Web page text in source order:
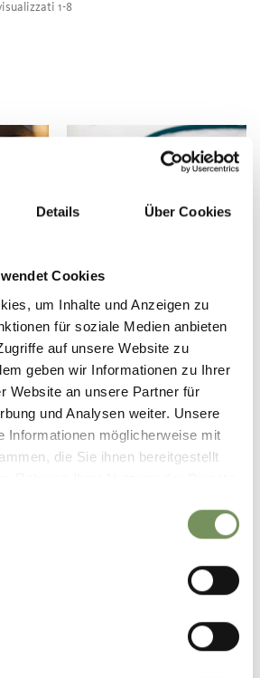
Details Über Cookies
Cookies
um Inhalte und Anzeigen zu
für soziale Medien anbieten
auf unsere Website zu
geben wir Informationen zu Ihrer
Website an unsere Partner für
und Analysen weiter. Unsere
Informationen möglicherweise mit
die Sie ihnen bereitgestellt
1-8
SUI NOSTRI